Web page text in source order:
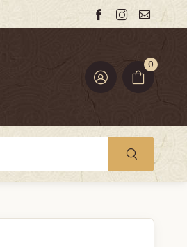
0